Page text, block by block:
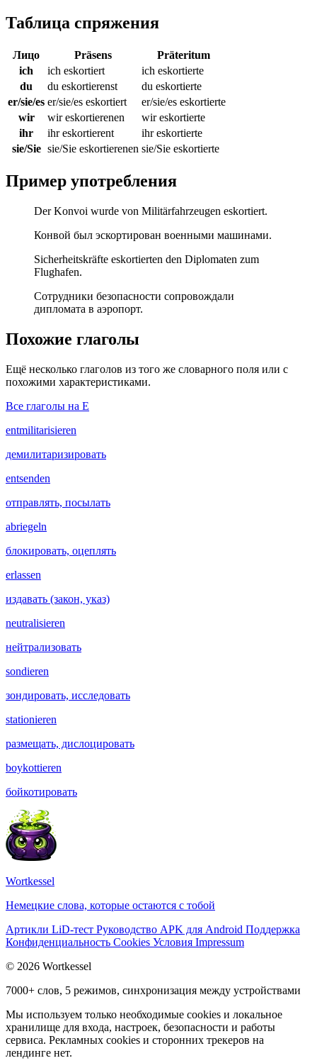
Таблица спряжения
Лицо Präsens
Präteritum
ich
ich eskortiert
ich eskortierte
du
du eskortierenst
du eskortierte
er/sie/es er/sie/es eskortiert
er/sie/es eskortierte
wir
wir eskortierenen
wir eskortierte
ihr
ihr eskortierent
ihr eskortierte
sie/Sie sie/Sie eskortierenen sie/Sie eskortierte
Пример употребления
Der Konvoi wurde von Militärfahrzeugen eskortiert.
Конвой был эскортирован военными машинами.
Sicherheitskräfte eskortierten den Diplomaten zum
Flughafen.
Сотрудники безопасности сопровождали
дипломата в аэропорт.
Похожие глаголы
Ещё несколько глаголов из того же словарного поля или с
похожими характеристиками.
Все глаголы на E
entmilitarisieren
демилитаризировать
entsenden
отправлять, посылать
abriegeln
блокировать, оцеплять
erlassen
издавать (закон, указ)
neutralisieren
нейтрализовать
sondieren
зондировать, исследовать
stationieren
размещать, дислоцировать
boykottieren
бойкотировать
Wortkessel
Немецкие слова, которые остаются с тобой
Артикли LiD-тест Руководство APK для Android Поддержка
Конфиденциальность Cookies Условия Impressum
© 2026 Wortkessel
7000+ слов, 5 режимов, синхронизация между устройствами
Мы используем только необходимые cookies и локальное
хранилище для входа, настроек, безопасности и работы
сервиса. Рекламных cookies и сторонних трекеров на
лендинге нет.